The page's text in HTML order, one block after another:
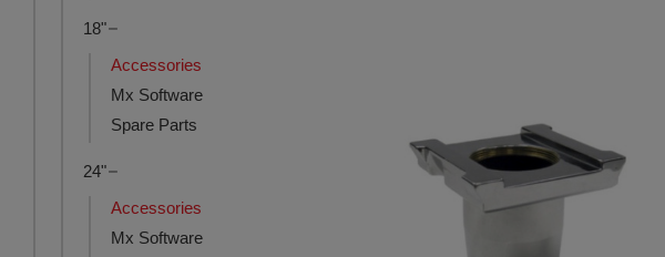
18"
Accessories
Mx Software
Spare Parts
24"
Accessories
Mx Software